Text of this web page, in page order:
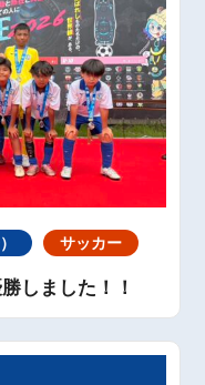
サッカー
しました！！